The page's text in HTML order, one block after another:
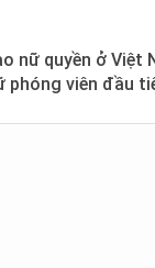
nữ quyền ở Việt
viên đầu